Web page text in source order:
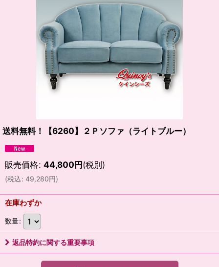
送料無料！【6260】２Ｐソファ（ライトブルー）
販売価格: 44,800円(税別)
(税込: 49,280円)
在庫わずか
数量:
返品特約に関する重要事項